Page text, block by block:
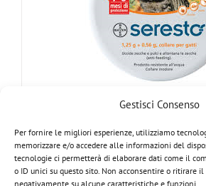
Gestisci Consenso
Per fornire le migliori esperienze, utilizziamo
memorizzare e/o accedere alle informazioni del
tecnologie ci permetterà di elaborare dati come il
o ID unici su questo sito. Non acconsentire o ritirare
negativamente su alcune caratteristiche e funzioni.
SERESTO Collare per gatti
Dettagli